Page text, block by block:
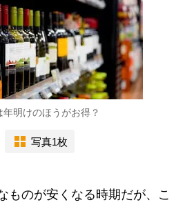
明けのほうがお得？
写真1枚
ものが安くなる時期だが、こ